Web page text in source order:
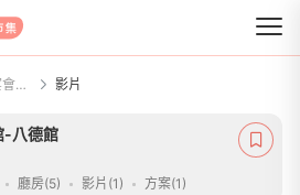
好婚市集
彭園婚宴會館-八德館 影片
-八德館
廳房(5) 影片(1) 方案(1)